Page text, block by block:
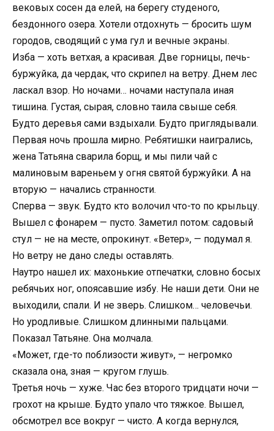
вековых сосен да елей, на берегу студеного,
бездонного озера. Хотели отдохнуть — бросить шум
городов, сводящий с ума гул и вечные экраны.
Изба — хоть ветхая, а красивая. Две горницы, печь-
буржуйка, да чердак, что скрипел на ветру. Днем лес
ласкал взор. Но ночами… ночами наступала иная
тишина. Густая, сырая, словно таила свыше себя.
Будто деревья сами вздыхали. Будто приглядывали.
Первая ночь прошла мирно. Ребятишки наигрались,
жена Татьяна сварила борщ, и мы пили чай с
малиновым вареньем у огня святой буржуйки. А на
вторую — начались странности.
Сперва — звук. Будто кто волочил что-то по крыльцу.
Вышел с фонарем — пусто. Заметил потом: садовый
стул — не на месте, опрокинут. «Ветер», — подумал я.
Но ветру не дано следы оставлять.
Наутро нашел их: махонькие отпечатки, словно босых
ребячьих ног, опоясавшие избу. Не наши дети. Они не
выходили, спали. И не зверь. Слишком… человечьи.
Но уродливые. Слишком длинными пальцами.
Показал Татьяне. Она молчала.
«Может, где-то поблизости живут», — негромко
сказала она, зная — кругом глушь.
Третья ночь — хуже. Час без второго тридцати ночи —
грохот на крыше. Будто упало что тяжкое. Вышел,
обсмотрел все вокруг — чисто. А когда вернулся,